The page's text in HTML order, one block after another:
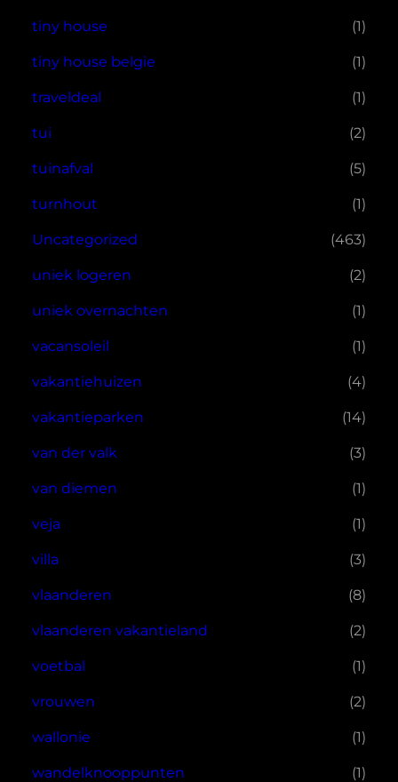
tiny house (1)
tiny house belgie (1)
traveldeal (1)
tui (2)
tuinafval (5)
turnhout (1)
Uncategorized (463)
uniek logeren (2)
uniek overnachten (1)
vacansoleil (1)
vakantiehuizen (4)
vakantieparken (14)
van der valk (3)
van diemen (1)
veja (1)
villa (3)
vlaanderen (8)
vlaanderen vakantieland (2)
voetbal (1)
vrouwen (2)
wallonie (1)
wandelknooppunten (1)